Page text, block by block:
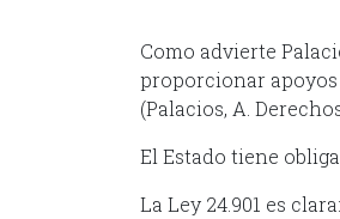
Como advierte
proporcionar
(Palacios, A.
El Estado tiene
La Ley 24.901 es clara: